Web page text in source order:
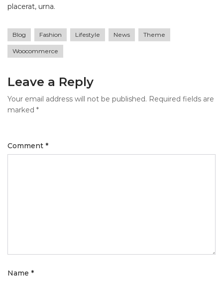
placerat, urna.
Blog Fashion Lifestyle News Theme
Woocommerce
Leave a Reply
Your email address will not be published. Required fields are
marked *
Comment *
Name *